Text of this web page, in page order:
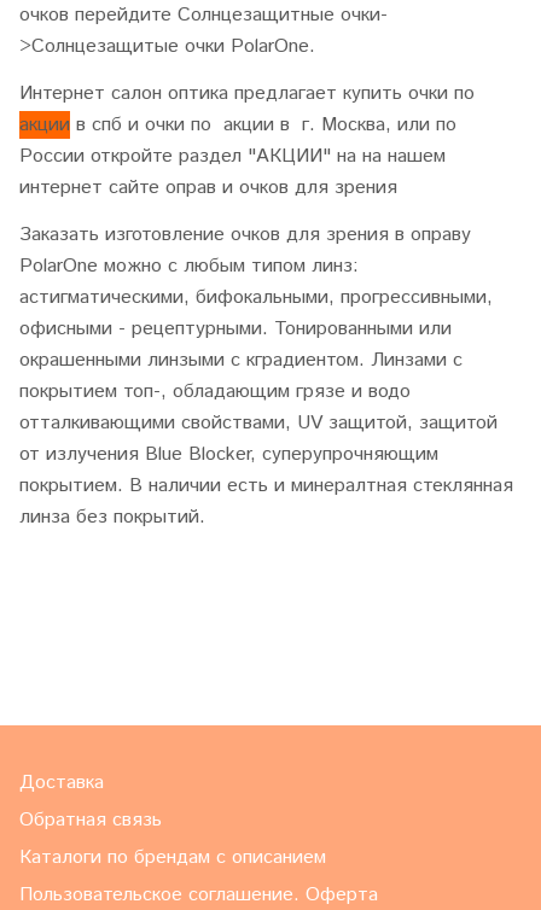
очков перейдите Солнцезащитные очки-
>Солнцезащитые очки PolarOne.
Интернет салон оптика предлагает купить очки по
акции в спб и очки по акции в г. Москва, или по
России откройте раздел "АКЦИИ" на на нашем
интернет сайте оправ и очков для зрения
Заказать изготовление очков для зрения в оправу
PolarOne можно с любым типом линз:
астигматическими, бифокальными, прогрессивными,
офисными - рецептурными. Тонированными или
окрашенными линзыми с кградиентом. Линзами с
покрытием топ-, обладающим грязе и водо
отталкивающими свойствами, UV защитой, защитой
от излучения Blue Blocker, суперупрочняющим
покрытием. В наличии есть и минералтная стеклянная
линза без покрытий.
Доставка
Обратная связь
Каталоги по брендам с описанием
Пользовательское соглашение. Оферта